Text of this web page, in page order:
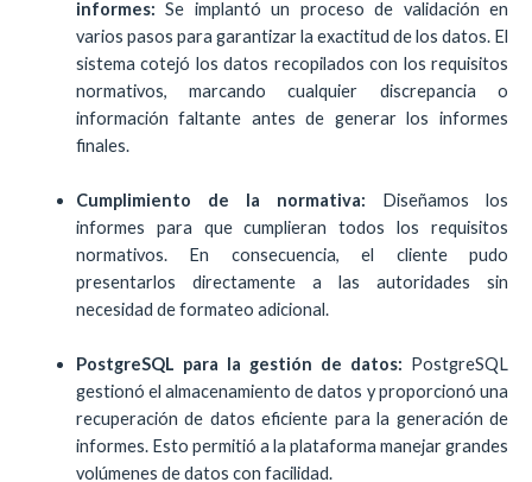
informes: Se implantó un proceso de validación en
varios pasos para garantizar la exactitud de los datos. El
sistema cotejó los datos recopilados con los requisitos
normativos, marcando cualquier discrepancia o
información faltante antes de generar los informes
finales.
Cumplimiento de la normativa: Diseñamos los
informes para que cumplieran todos los requisitos
normativos. En consecuencia, el cliente pudo
presentarlos directamente a las autoridades sin
necesidad de formateo adicional.
PostgreSQL para la gestión de datos: PostgreSQL
gestionó el almacenamiento de datos y proporcionó una
recuperación de datos eficiente para la generación de
informes. Esto permitió a la plataforma manejar grandes
volúmenes de datos con facilidad.